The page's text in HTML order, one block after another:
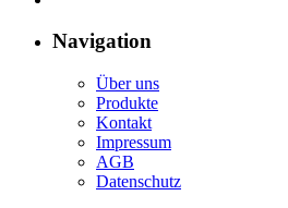
Navigation
Über uns
Produkte
Kontakt
Impressum
AGB
Datenschutz